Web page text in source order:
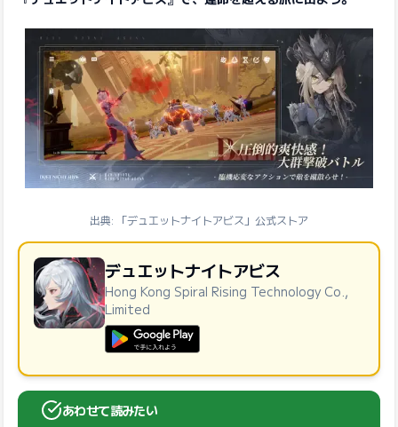
出典: 「デュエットナイトアビス」公式ストア
デュエットナイトアビス
Hong Kong Spiral Rising Technology Co.,
Limited
あわせて読みたい